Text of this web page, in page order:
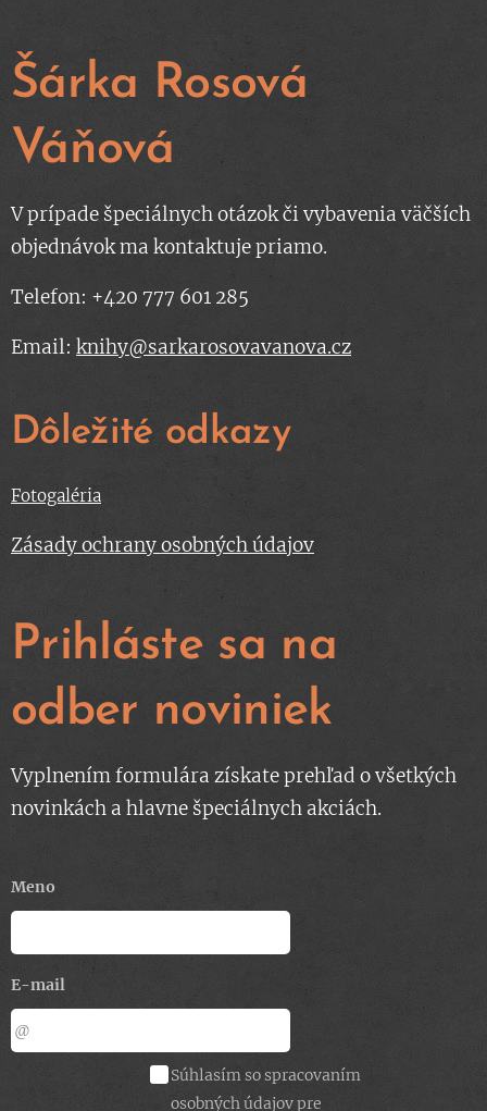
Šárka Rosová
Váňová
V prípade špeciálnych otázok či vybavenia väčších
objednávok ma kontaktuje priamo.
Telefon: +420 777 601 285
Email: knihy@sarkarosovavanova.cz
Dôležité odkazy
Fotogaléria
Zásady ochrany osobných údajov
Prihláste sa na
odber noviniek
Vyplnením formulára získate prehľad o všetkých
novinkách a hlavne špeciálnych akciách.
Meno
E-mail
Súhlasím so spracovaním
osobných údajov pre